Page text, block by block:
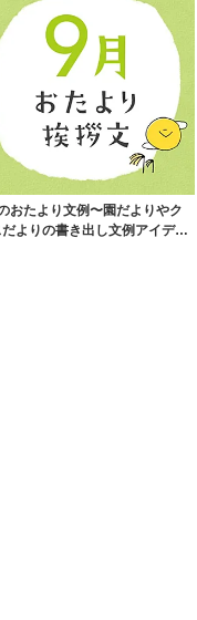
おたより文例〜園だよりやク
だよりの書き出し文例アイデ